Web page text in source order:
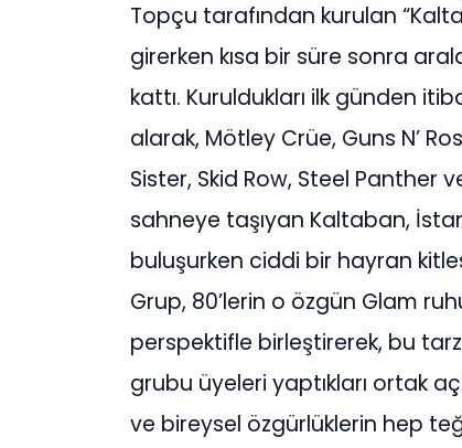
Topçu tarafından kurulan
girerken kısa bir süre sonra
kattı. Kuruldukları ilk günden
alarak, Mötley Crüe, Guns N’
Sister, Skid Row, Steel Panther
sahneye taşıyan Kaltaban,
buluşurken ciddi bir hayran
Grup, 80’lerin o özgün Glam
perspektifle birleştirerek, bu
grubu üyeleri yaptıkları ortak
ve bireysel özgürlüklerin hep